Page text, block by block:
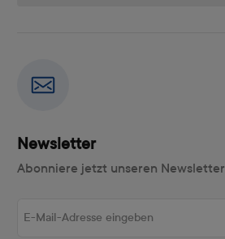
Newsletter
Abonniere jetzt unseren Newsletter